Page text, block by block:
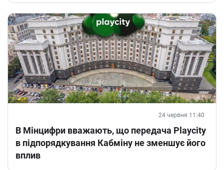
24 червня 11:40
В Мінцифри вважають, що передача Playcity
в підпорядкування Кабміну не зменшує його
вплив